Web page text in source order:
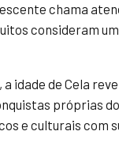
chama
consideram
idade de Cela
próprias
e culturais com